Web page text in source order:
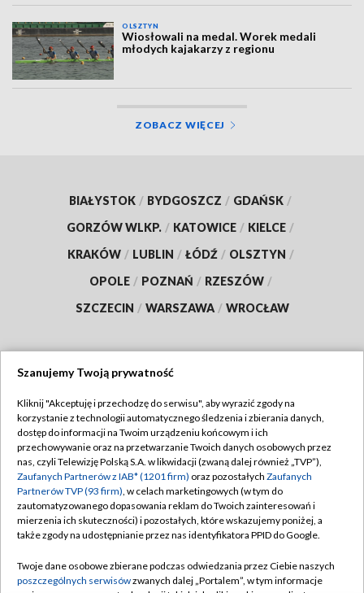
OLSZTYN
Wiosłowali na medal. Worek medali
młodych kajakarzy z regionu
ZOBACZ WIĘCEJ
BIAŁYSTOK / BYDGOSZCZ / GDAŃSK /
GORZÓW WLKP. / KATOWICE / KIELCE /
KRAKÓW / LUBLIN / ŁÓDŹ / OLSZTYN /
OPOLE / POZNAŃ / RZESZÓW /
SZCZECIN / WARSZAWA / WROCŁAW
TVP
Abonament TVP
Emisja w TVP
Centrum informacji TVP
Naziemna Telewizja Cyfrowa
Rada Programowa
Regulamin TVP
Polityka prywatności
Moje zgody
Pomoc
Kontakt
Szanujemy Twoją prywatność
Kliknij "Akceptuję i przechodzę do serwisu", aby wyrazić zgody na
korzystanie z technologii automatycznego śledzenia i zbierania danych,
dostęp do informacji na Twoim urządzeniu końcowym i ich
przechowywanie oraz na przetwarzanie Twoich danych osobowych przez
nas, czyli Telewizję Polską S.A. w likwidacji (zwaną dalej również „TVP”),
Zaufanych Partnerów z IAB* (1201 firm) oraz pozostałych Zaufanych
Partnerów TVP (93 firm), w celach marketingowych (w tym do
zautomatyzowanego dopasowania reklam do Twoich zainteresowań i
mierzenia ich skuteczności) i pozostałych, które wskazujemy poniżej, a
także zgody na udostępnianie przez nas identyfikatora PPID do Google.
Twoje dane osobowe zbierane podczas odwiedzania przez Ciebie naszych
poszczególnych serwisówzwanych dalej „Portalem”, w tym informacje